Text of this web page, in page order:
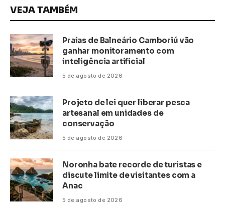
VEJA TAMBÉM
Praias de Balneário Camboriú vão
ganhar monitoramento com
inteligência artificial
5 de agosto de 2026
Projeto de lei quer liberar pesca
artesanal em unidades de
conservação
5 de agosto de 2026
Noronha bate recorde de turistas e
discute limite de visitantes com a
Anac
5 de agosto de 2026